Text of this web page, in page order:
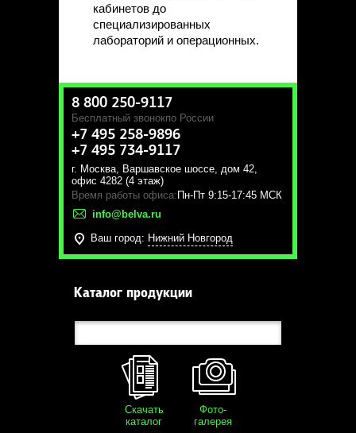
кабинетов до
специализированных
лабораторий и операционных.
8 800 250-9117
Бесплатный звонокпо России
+7 495 258-9896
+7 495 734-9117
г. Москва, Варшавское шоссе, дом 42,
офис 4282 (4 этаж)
Время работы офиса: Пн-Пт 9:15-17:45 МСК
info@belva.ru
Ваш город: Нижний Новгород
Каталог продукции
Скачать
каталог
Фото-
галерея